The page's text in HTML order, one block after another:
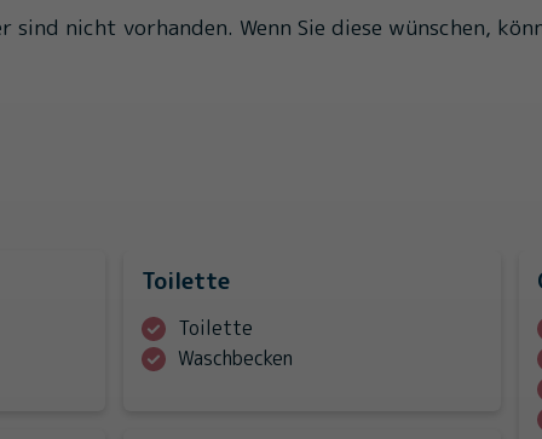
nicht vorhanden. Wenn Sie diese wünschen,
Toilette
Toilette
Waschbecken